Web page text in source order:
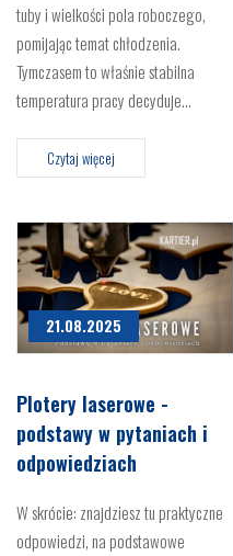
tuby i wielkości pola roboczego,
pomijając temat chłodzenia.
Tymczasem to właśnie stabilna
temperatura pracy decyduje…
Czytaj więcej
21.08.2025
Plotery laserowe -
podstawy w pytaniach i
odpowiedziach
W skrócie: znajdziesz tu praktyczne
odpowiedzi, na podstawowe